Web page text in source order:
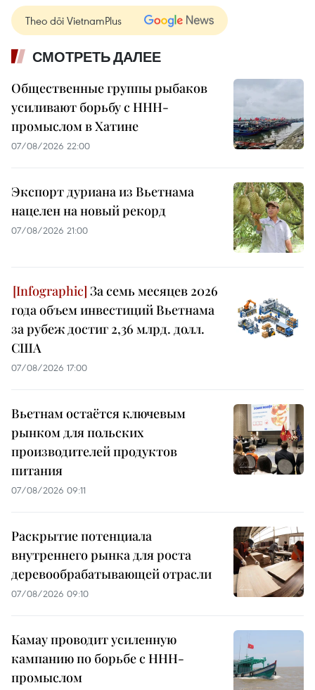
Theo dõi VietnamPlus
СМОТРЕТЬ ДАЛЕЕ
Общественные группы рыбаков
усиливают борьбу с ННН-
промыслом в Хатине
07/08/2026 22:00
Экспорт дуриана из Вьетнама
нацелен на новый рекорд
07/08/2026 21:00
За семь месяцев 2026
года объем инвестиций Вьетнама
за рубеж достиг 2,36 млрд. долл.
США
07/08/2026 17:00
Вьетнам остаётся ключевым
рынком для польских
производителей продуктов
питания
07/08/2026 09:11
Раскрытие потенциала
внутреннего рынка для роста
деревообрабатывающей отрасли
07/08/2026 09:10
Камау проводит усиленную
кампанию по борьбе с ННН-
промыслом